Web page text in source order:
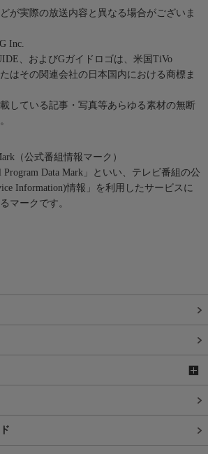
が実際の放送内容と異なる場合がございま
Inc.
、およびGガイドロゴは、米国TiVo
はその関連会社の日本国内における商標ま
している記事・写真等あらゆる素材の無断
（公式番組情報マーク）
Data Mark」といい、テレビ番組の公
Information)情報」を利用したサービスに
マークです。